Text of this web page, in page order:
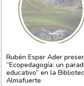
Rubén Esper Ader
“Ecopedagogía: un
educativo” en la
Almafuerte